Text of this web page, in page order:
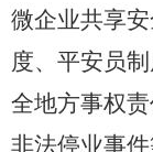
微企业共享
度、平安员
全地方事权
非法停业事